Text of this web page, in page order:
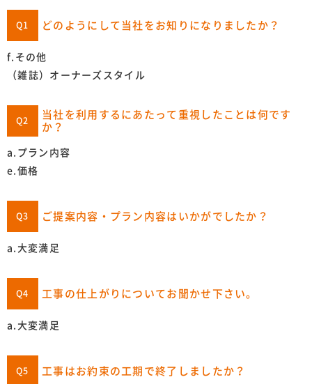
Q1 どのようにして当社をお知りになりましたか？
f.その他
（雑誌）オーナーズスタイル
Q2
当社を利用するにあたって重視したことは何です
か？
a.プラン内容
e.価格
Q3 ご提案内容・プラン内容はいかがでしたか？
a.大変満足
Q4 工事の仕上がりについてお聞かせ下さい。
a.大変満足
Q5 工事はお約束の工期で終了しましたか？